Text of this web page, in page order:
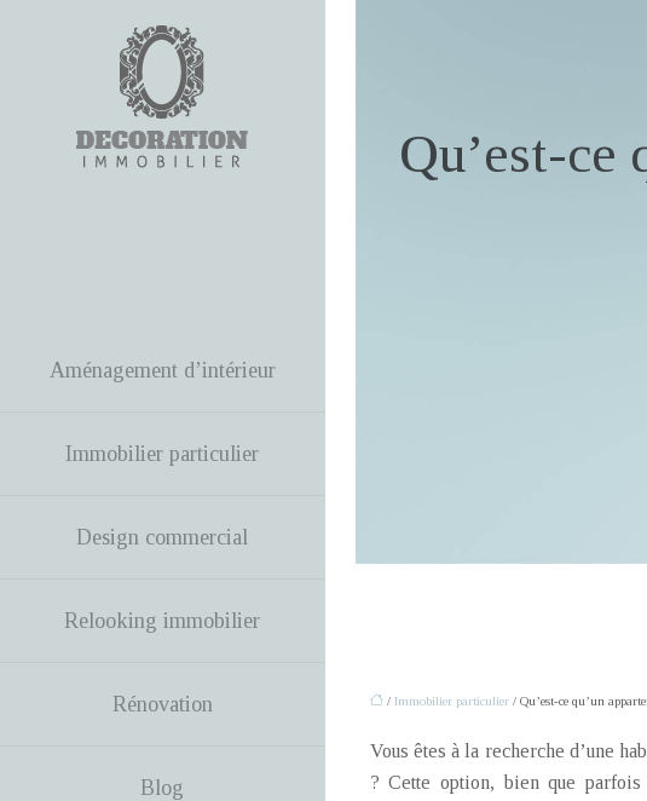
Aménagement d’intérieur
Immobilier particulier
Design commercial
Relooking immobilier
Rénovation
Blog
Qu’est-ce
/ Immobilier particulier/ Qu’est-ce qu’un
Vous êtes à la recherche d’une
? Cette option, bien que parfois